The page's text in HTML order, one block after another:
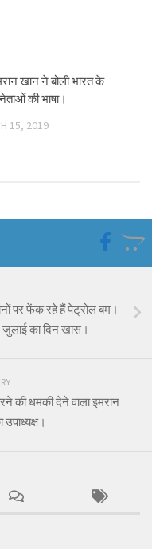
खान ने बोली भारत के
नेताओं की भाषा।
15, 2019
पर फेंक रहे हैं पेट्रोल बम।
जुलाई का दिन खास।
की धमकी देने वाला इमरान